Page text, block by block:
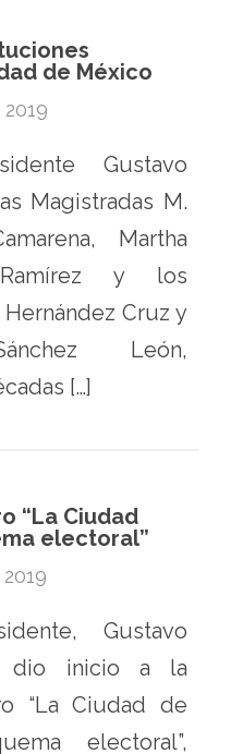
de México
Gustavo
Magistradas M.
Martha
y los
Cruz y
León,
[…]
“La Ciudad
electoral”
Gustavo
dio inicio a la
“La Ciudad de
electoral”,